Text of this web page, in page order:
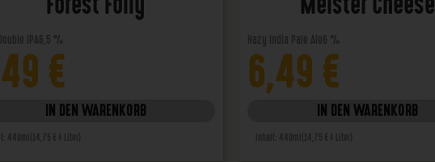
€
IN DEN WARENKORB
6,49 €
IN DEN WARENKORB